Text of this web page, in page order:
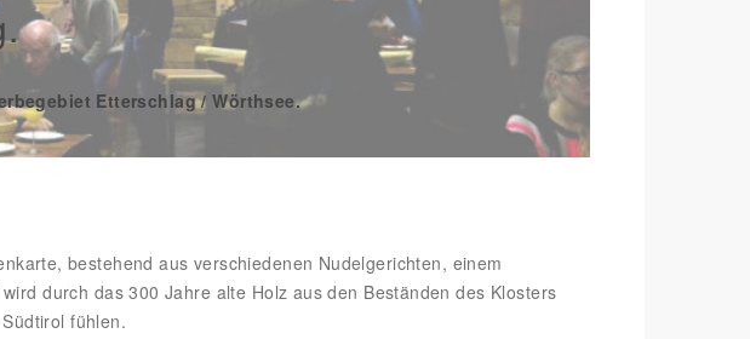
Etterschlag / Wörthsee.
bestehend aus verschiedenen Nudelgerichten, einem
durch das 300 Jahre alte Holz aus den Beständen des Klosters
fühlen.